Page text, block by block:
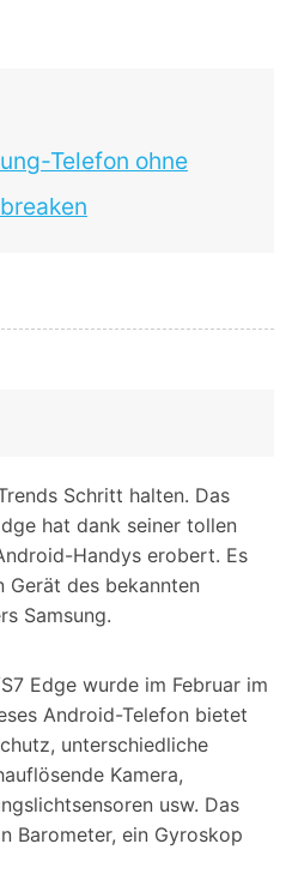
Telefon ohne
Schritt halten. Das
hat dank seiner tollen
Handys erobert. Es
Gerät des bekannten
Samsung.
Edge wurde im Februar im
Android-Telefon bietet
unterschiedliche
Kamera,
usw. Das
Barometer, ein Gyroskop